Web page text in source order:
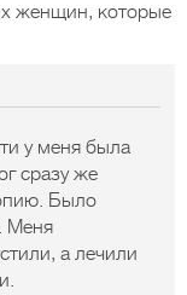
женщин, которые
у меня была
сразу же
Было
Меня
а лечили